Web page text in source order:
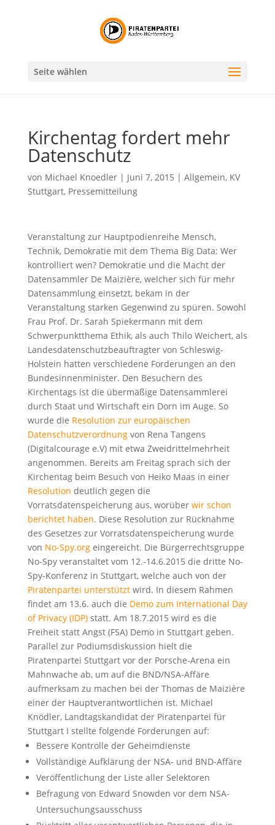
Seite wählen
Kirchentag fordert mehr
Datenschutz
von Michael Knoedler| Juni 7, 2015 | Allgemein, KV
Stuttgart, Pressemitteilung
Veranstaltung zur Hauptpodienreihe Mensch,
Technik, Demokratie mit dem Thema Big Data: Wer
kontrolliert wen? Demokratie und die Macht der
Datensammler De Maizière, welcher sich für mehr
Datensammlung einsetzt, bekam in der
Veranstaltung starken Gegenwind zu spüren. Sowohl
Frau Prof. Dr. Sarah Spiekermann mit dem
Schwerpunktthema Ethik, als auch Thilo Weichert, als
Landesdatenschutzbeauftragter von Schleswig-
Holstein hatten verschiedene Forderungen an den
Bundesinnenminister. Den Besuchern des
Kirchentags ist die übermäßige Datensammlerei
durch Staat und Wirtschaft ein Dorn im Auge. So
wurde die Resolution zur europäischen
Datenschutzverordnungvon Rena Tangens
(Digitalcourage e.V) mit etwa Zweidrittelmehrheit
angenommen. Bereits am Freitag sprach sich der
Kirchentag beim Besuch von Heiko Maas in einer
Resolution deutlich gegen die
Vorratsdatenspeicherung aus, worüber wir schon
berichtet haben. Diese Resolution zur Rücknahme
des Gesetzes zur Vorratsdatenspeicherung wurde
von No-Spy.orgeingereicht. Die Bürgerrechtsgruppe
No-Spy veranstaltet vom 12.-14.6.2015 die dritte No-
Spy-Konferenz in Stuttgart, welche auch von der
Piratenpartei unterstütztwird. In diesem Rahmen
findet am 13.6. auch die Demo zum International Day
of Privacy (IDP)statt. Am 18.7.2015 wird es die
Freiheit statt Angst (FSA) Demo in Stuttgart geben.
Parallel zur Podiumsdiskussion hielt die
Piratenpartei Stuttgart vor der Porsche-Arena ein
Mahnwache ab, um auf die BND/NSA-Affäre
aufmerksam zu machen bei der Thomas de Maizière
einer der Hauptverantwortlichen ist. Michael
Knödler, Landtagskandidat der Piratenpartei für
Stuttgart I stellte folgende Forderungen auf:
Bessere Kontrolle der Geheimdienste
Vollständige Aufklärung der NSA- und BND-Affäre
Veröffentlichung der Liste aller Selektoren
Befragung von Edward Snowden vor dem NSA-
Untersuchungsausschuss